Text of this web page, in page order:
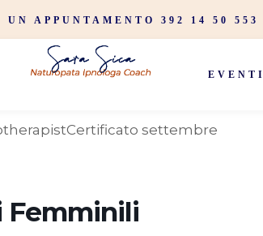
APPUNTAMENTO 392 14 50 553
EVENTI
Femminili